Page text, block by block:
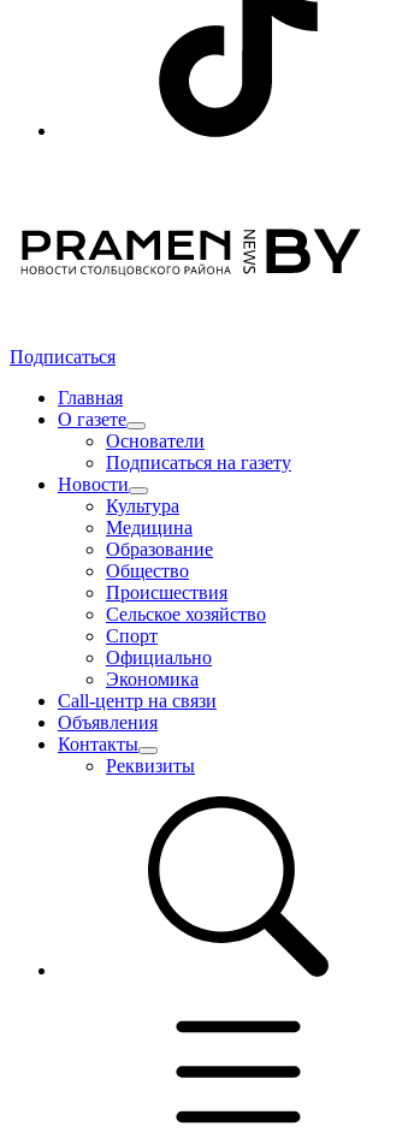
Подписаться
Главная
О газете
Основатели
Подписаться на газету
Новости
Культура
Медицина
Образование
Общество
Происшествия
Сельское хозяйство
Спорт
Официально
Экономика
Call-центр на связи
Объявления
Контакты
Реквизиты